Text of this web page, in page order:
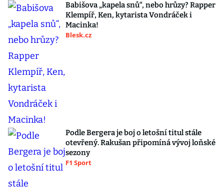
Babišova „kapela snů“, nebo hrůzy? Rapper
Klempíř, Ken, kytarista Vondráček i
Macinka!
Blesk.cz
Podle Bergera je boj o letošní titul stále
otevřený. Rakušan připomíná vývoj loňské
sezony
F1 Sport